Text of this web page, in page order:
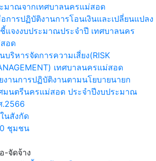
มาณจากเทศบาลนครแม่สอด
การปฏิบัติงานการโอนเงินและเปลี่ยนแปลง
แจงงบประมาณประจำปี เทศบาลนคร
อด
บริหารจัดการความเสี่ยง(RISK
เทศบาลนครแม่สอด
งานการปฏิบัติงานตามนโยบายนายก
มนตรีนครแม่สอด ประจำปีงบประมาณ
.2566
นสังกัด
ชุมชน
-จัดจ้าง